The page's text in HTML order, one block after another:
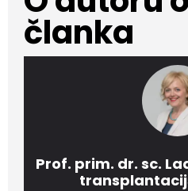
članka
Prof. prim. dr. sc.